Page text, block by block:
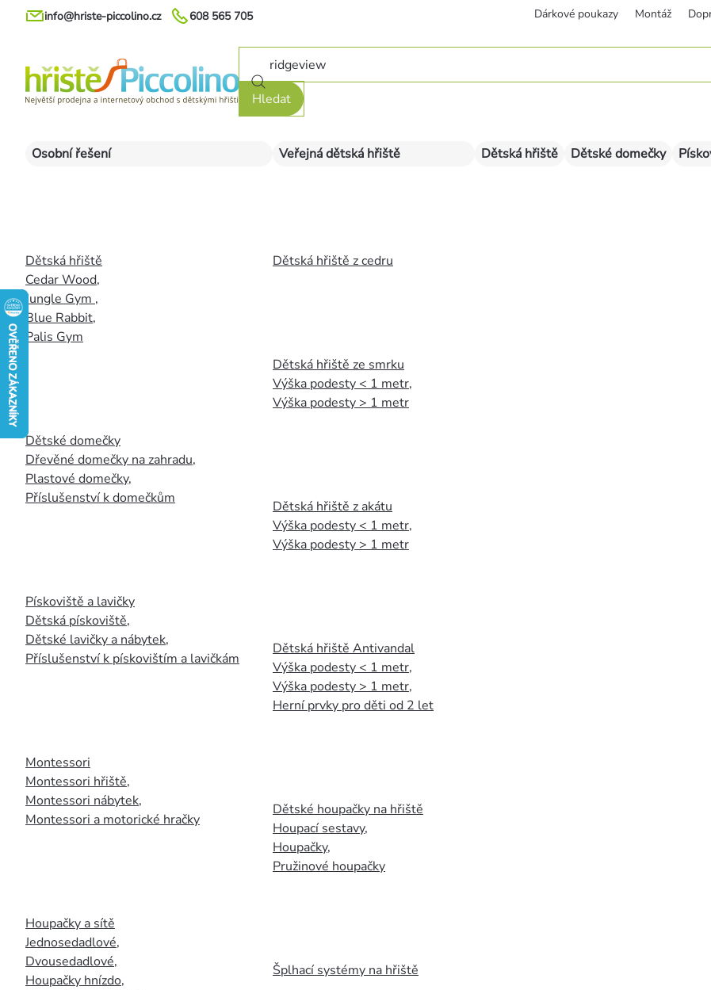
Přejít
608 565 705
info@hriste-piccolino.cz Dárkové poukazy Montáž
Hledat
Osobní řešení
Dětská hřiště
Cedar Wood,
Jungle Gym ,
Blue Rabbit,
Palis Gym
Dětské domečky
Dřevěné domečky na zahradu,
Plastové domečky,
Příslušenství k domečkům
Pískoviště a lavičky
Dětská pískoviště,
Dětské lavičky a nábytek,
Příslušenství k pískovištím a lavičkám
Montessori
Montessori hřiště,
Montessori nábytek,
Montessori a motorické hračky
Houpačky a sítě
Jednosedadlové,
Dvousedadlové,
Houpačky hnízdo,
Veřejná dětská hřiště
Dětská hřiště z cedru
Dětská hřiště ze smrku
Výška podesty < 1 metr,
Výška podesty > 1 metr
Dětská hřiště z akátu
Výška podesty < 1 metr,
Výška podesty > 1 metr
Dětská hřiště Antivandal
Výška podesty < 1 metr,
Výška podesty > 1 metr,
Herní prvky pro děti od 2 let
Dětské houpačky na hřiště
Houpací sestavy,
Houpačky,
Pružinové houpačky
Šplhací systémy na hřiště
Dětská hřiště Dětské domečky